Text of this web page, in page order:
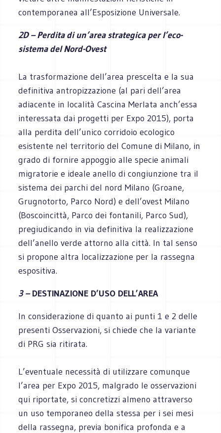
contemporanea all’Esposizione Universale.
2D – Perdita di un’area strategica per l’eco-
sistema del Nord-Ovest
La trasformazione dell’area prescelta e la sua
definitiva antropizzazione (al pari dell’area
adiacente in località Cascina Merlata anch’essa
interessata dai progetti per Expo 2015), porta
alla perdita dell’unico corridoio ecologico
esistente nel territorio del Comune di Milano, in
grado di fornire appoggio alle specie animali
migratorie e ideale anello di congiunzione tra il
sistema dei parchi del nord Milano (Groane,
Grugnotorto, Parco Nord) e dell’ovest Milano
(Boscoincittà, Parco dei fontanili, Parco Sud),
pregiudicando in via definitiva la realizzazione
dell’anello verde attorno alla città. In tal senso
si propone altra localizzazione per la rassegna
espositiva.
3 –DESTINAZIONE D’USO DELL’AREA
In considerazione di quanto ai punti 1 e 2 delle
presenti Osservazioni, si chiede che la variante
di PRG sia ritirata.
L’eventuale necessità di utilizzare comunque
l’area per Expo 2015, malgrado le osservazioni
qui riportate, si concretizzi almeno attraverso
un uso temporaneo della stessa per i sei mesi
della rassegna, previa bonifica profonda e a